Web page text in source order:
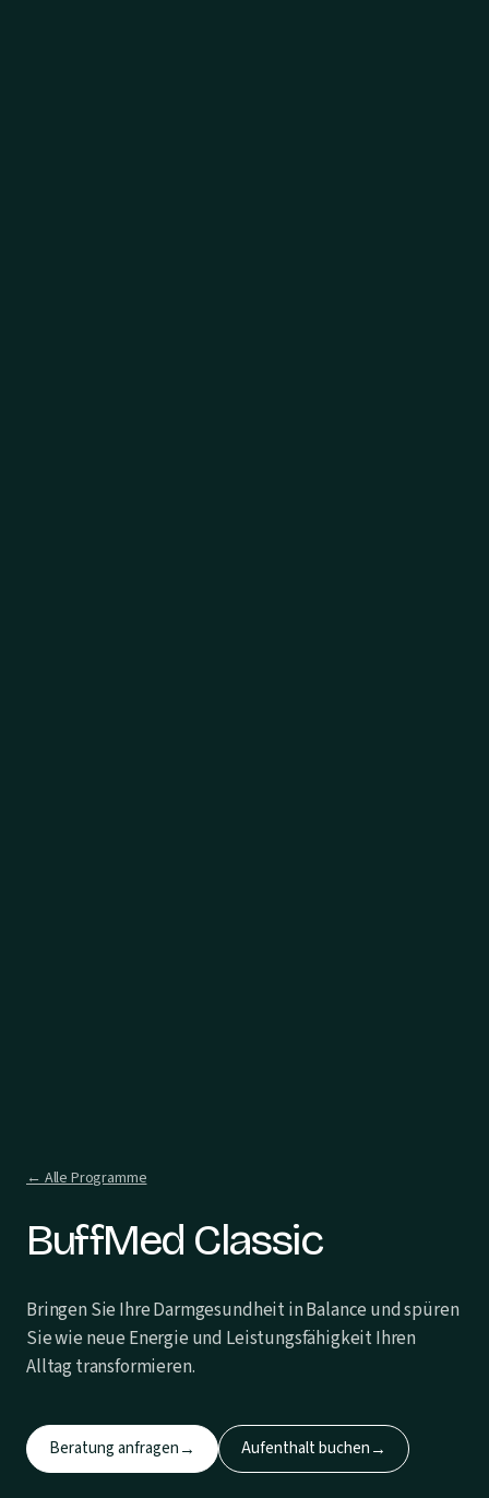
← Alle Programme
BuffMed Classic
Bringen Sie Ihre Darmgesundheit in Balance und spüren
Sie wie neue Energie und Leistungsfähigkeit Ihren
Alltag transformieren.
Beratung anfragen → Aufenthalt buchen →